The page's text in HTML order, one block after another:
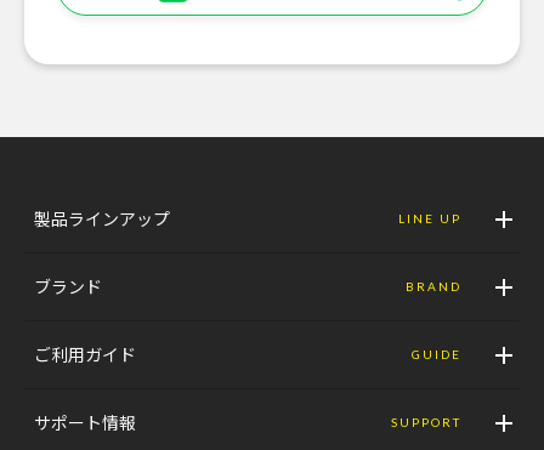
製品ラインアップ LINE UP
ブランド BRAND
ご利用ガイド GUIDE
サポート情報 SUPPORT